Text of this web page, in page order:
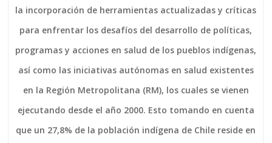
la incorporación de herramientas actualizadas y críticas
para enfrentar los desafíos del desarrollo de políticas,
programas y acciones en salud de los pueblos indígenas,
así como las iniciativas autónomas en salud existentes
en la Región Metropolitana (RM), los cuales se vienen
ejecutando desde el año 2000. Esto tomando en cuenta
que un 27,8% de la población indígena de Chile reside en